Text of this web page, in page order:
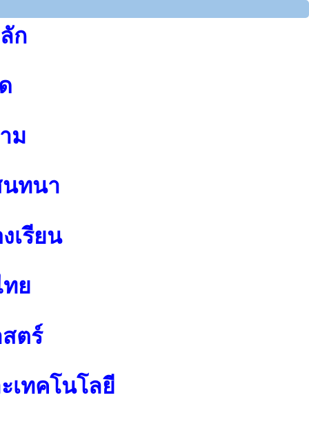
ก
ม
ทนา
เรียน
ย
ตร์
เทคโนโลยี